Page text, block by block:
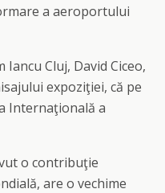
a aeroportului
Cluj, David Ciceo,
expoziţiei, că pe
Internaţională a
o contribuţie
are o vechime